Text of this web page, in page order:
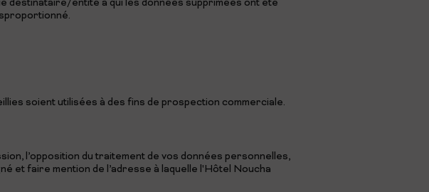
destinataire/entité à qui les données supprimées ont été
soient utilisées à des fins de prospection commerciale.
l’opposition du traitement de vos données personnelles,
et faire mention de l’adresse à laquelle l'Hôtel Noucha